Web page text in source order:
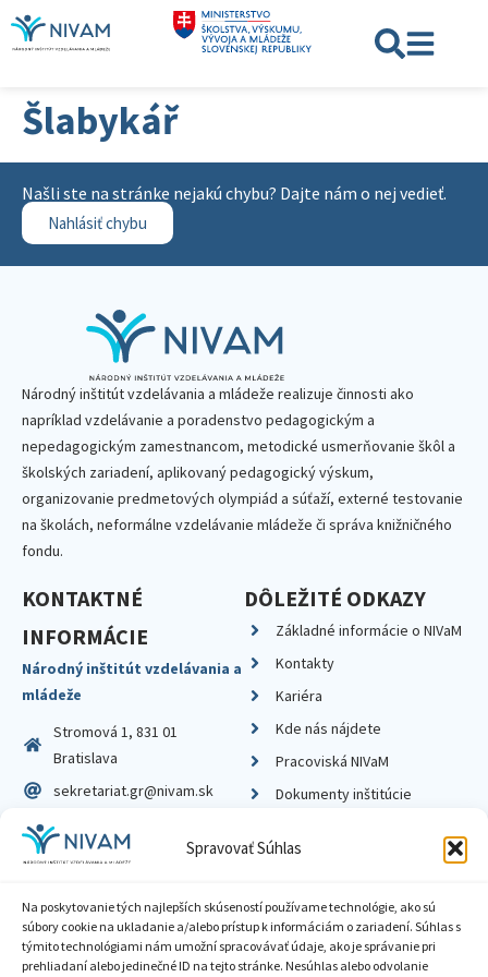
Spravovať Súhlas
Na poskytovanie tých najlepších skúseností používame technológie, ako sú
súbory cookie na ukladanie a/alebo prístup k informáciám o zariadení. Súhlas s
týmito technológiami nám umožní spracovávať údaje, ako je správanie pri
prehliadaní alebo jedinečné ID na tejto stránke. Nesúhlas alebo odvolanie
Šlabykář
Našli ste na stránke nejakú chybu? Dajte nám o nej vedieť.
Nahlásiť chybu
Národný inštitút vzdelávania a mládeže realizuje činnosti ako
napríklad vzdelávanie a poradenstvo pedagogickým a
nepedagogickým zamestnancom, metodické usmerňovanie škôl a
školských zariadení, aplikovaný pedagogický výskum,
organizovanie predmetových olympiád a súťaží, externé testovanie
na školách, neformálne vzdelávanie mládeže či správa knižničného
fondu.
KONTAKTNÉ
INFORMÁCIE
Národný inštitút vzdelávania a
mládeže
Stromová 1, 831 01
Bratislava
sekretariat.gr@nivam.sk
IČO: 00164348
DIČ: 2020798714
DÔLEŽITÉ ODKAZY
Základné informácie o NIVaM
Kontakty
Kariéra
Kde nás nájdete
Pracoviská NIVaM
Dokumenty inštitúcie
Zásady ochrany súkromia